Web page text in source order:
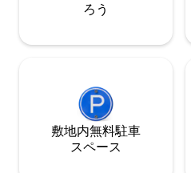
ろう
敷地内無料駐⁠車
ス⁠ペ⁠ー⁠ス